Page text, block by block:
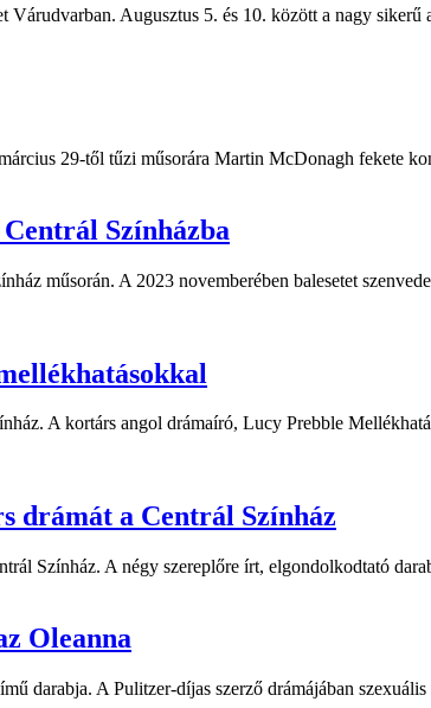
Augusztus 5. és 10. között a nagy sikerű
29-től tűzi műsorára Martin McDonagh fekete
Színházba
műsorán. A 2023 novemberében balesetet
A kortárs angol drámaíró, Lucy Prebble
drámát a Centrál Színház
Színház. A négy szereplőre írt, elgondolkodtató
Oleanna
darabja. A Pulitzer-díjas szerző drámájában